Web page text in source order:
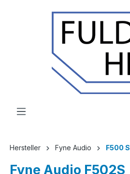
Zum Hauptinhalt springen
Hersteller Fyne Audio F500 S
Fyne Audio F502S